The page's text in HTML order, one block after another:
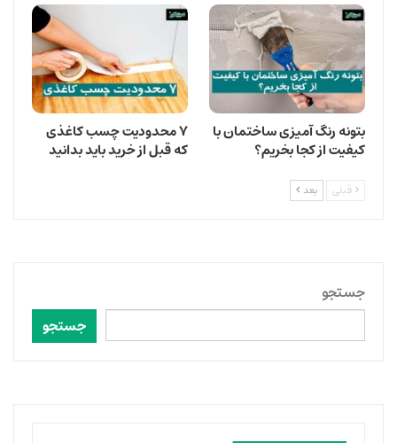
بتونه رنگ ‌آمیزی ساختمان با
کیفیت از کجا بخریم؟
۷ محدودیت چسب کاغذی
که قبل از خرید باید بدانید
قبلی بعد
جستجو
جستجو